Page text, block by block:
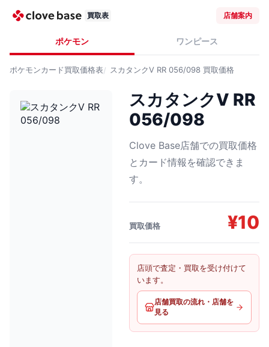
買取表 店舗案内
ポケモン ワンピース
ポケモンカード買取価格表 スカタンクV RR 056/098 買取価格
スカタンクV RR
056/098
Clove Base店舗での買取価格
とカード情報を確認できま
す。
買取価格 ¥10
店頭で査定・買取を受け付けて
います。
店舗買取の流れ・店舗を
見る